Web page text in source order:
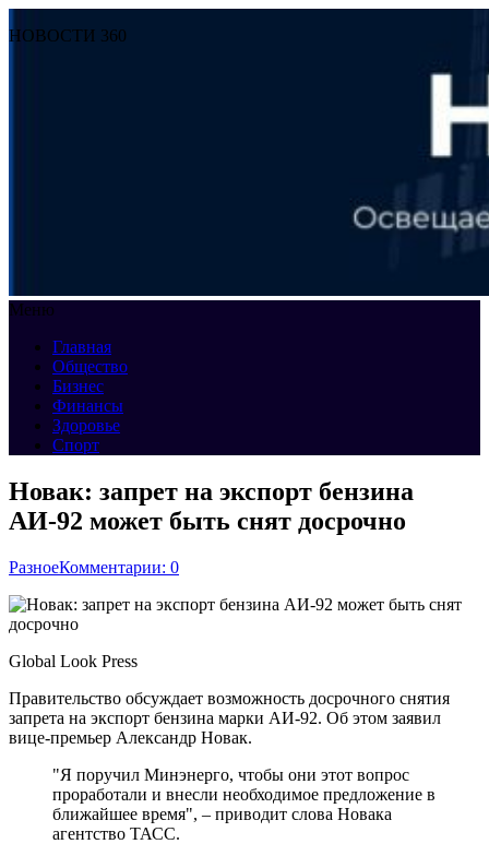
НОВОСТИ 360
Меню
Главная
Общество
Бизнес
Финансы
Здоровье
Спорт
Новак: запрет на экспорт бензина
АИ-92 может быть снят досрочно
РазноеКомментарии: 0
Global Look Press
Правительство обсуждает возможность досрочного снятия
запрета на экспорт бензина марки АИ-92. Об этом заявил
вице-премьер Александр Новак.
"Я поручил Минэнерго, чтобы они этот вопрос
проработали и внесли необходимое предложение в
ближайшее время", – приводит слова Новака
агентство ТАСС.